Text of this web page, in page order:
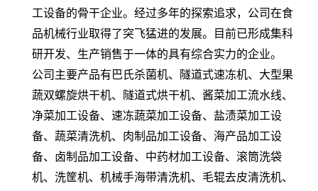
工设备的骨干企业。经过多年的探索追求，公司在食
品机械行业取得了突飞猛进的发展。目前已形成集科
研开发、生产销售于一体的具有综合实力的企业。
公司主要产品有巴氏杀菌机、隧道式速冻机、大型果
蔬双螺旋烘干机、隧道式烘干机、酱菜加工流水线、
净菜加工设备、速冻蔬菜加工设备、盐渍菜加工设
备、蔬菜清洗机、肉制品加工设备、海产品加工设
备、卤制品加工设备、中药材加工设备、滚筒洗袋
机、洗筐机、机械手海带清洗机、毛辊去皮清洗机、